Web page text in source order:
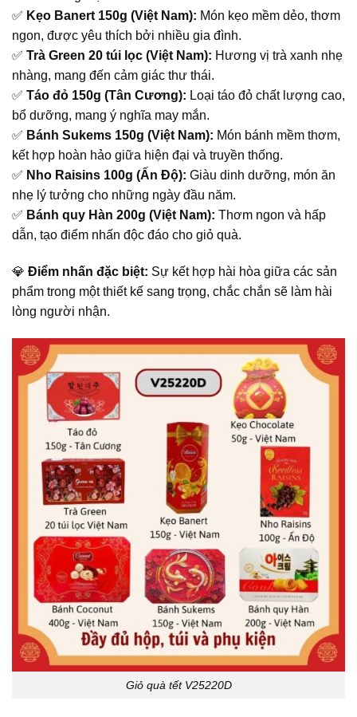
✅ Kẹo Banert 150g (Việt Nam): Món kẹo mềm dẻo, thơm
ngon, được yêu thích bởi nhiều gia đình.
✅ Trà Green 20 túi lọc (Việt Nam): Hương vị trà xanh nhẹ
nhàng, mang đến cảm giác thư thái.
✅ Táo đỏ 150g (Tân Cương): Loại táo đỏ chất lượng cao,
bổ dưỡng, mang ý nghĩa may mắn.
✅ Bánh Sukems 150g (Việt Nam): Món bánh mềm thơm,
kết hợp hoàn hảo giữa hiện đại và truyền thống.
✅ Nho Raisins 100g (Ấn Độ): Giàu dinh dưỡng, món ăn
nhẹ lý tưởng cho những ngày đầu năm.
✅ Bánh quy Hàn 200g (Việt Nam): Thơm ngon và hấp
dẫn, tạo điểm nhấn độc đáo cho giỏ quà.
💎 Điểm nhấn đặc biệt: Sự kết hợp hài hòa giữa các sản
phẩm trong một thiết kế sang trọng, chắc chắn sẽ làm hài
lòng người nhận.
Giỏ quà tết V25220D